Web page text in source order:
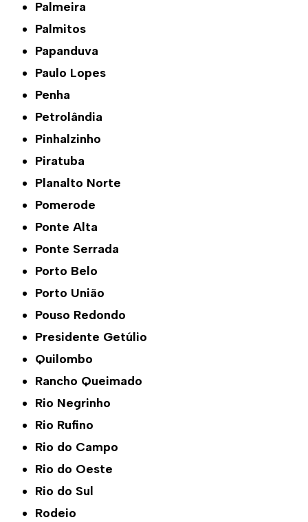
Palmeira
Palmitos
Papanduva
Paulo Lopes
Penha
Petrolândia
Pinhalzinho
Piratuba
Planalto Norte
Pomerode
Ponte Alta
Ponte Serrada
Porto Belo
Porto União
Pouso Redondo
Presidente Getúlio
Quilombo
Rancho Queimado
Rio Negrinho
Rio Rufino
Rio do Campo
Rio do Oeste
Rio do Sul
Rodeio